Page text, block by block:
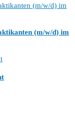
(m/w/d) im